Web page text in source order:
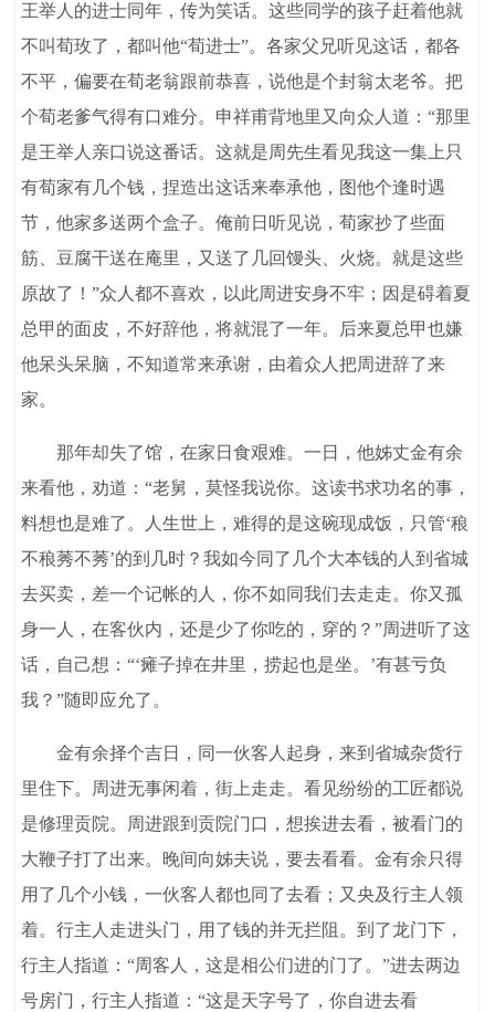
王举人的进士同年，传为笑话。这些同学的孩子赶着他就
不叫荀玫了，都叫他“荀进士”。各家父兄听见这话，都各
不平，偏要在荀老翁跟前恭喜，说他是个封翁太老爷。把
个荀老爹气得有口难分。申祥甫背地里又向众人道：“那里
是王举人亲口说这番话。这就是周先生看见我这一集上只
有荀家有几个钱，捏造出这话来奉承他，图他个逢时遇
节，他家多送两个盒子。俺前日听见说，荀家抄了些面
筋、豆腐干送在庵里，又送了几回馒头、火烧。就是这些
原故了！”众人都不喜欢，以此周进安身不牢；因是碍着夏
总甲的面皮，不好辞他，将就混了一年。后来夏总甲也嫌
他呆头呆脑，不知道常来承谢，由着众人把周进辞了来
家。
那年却失了馆，在家日食艰难。一日，他姊丈金有余
来看他，劝道：“老舅，莫怪我说你。这读书求功名的事，
料想也是难了。人生世上，难得的是这碗现成饭，只管‘稂
不稂莠不莠’的到几时？我如今同了几个大本钱的人到省城
去买卖，差一个记帐的人，你不如同我们去走走。你又孤
身一人，在客伙内，还是少了你吃的，穿的？”周进听了这
话，自己想：“‘瘫子掉在井里，捞起也是坐。’有甚亏负
我？”随即应允了。
金有余择个吉日，同一伙客人起身，来到省城杂货行
里住下。周进无事闲着，街上走走。看见纷纷的工匠都说
是修理贡院。周进跟到贡院门口，想挨进去看，被看门的
大鞭子打了出来。晚间向姊夫说，要去看看。金有余只得
用了几个小钱，一伙客人都也同了去看；又央及行主人领
着。行主人走进头门，用了钱的并无拦阻。到了龙门下，
行主人指道：“周客人，这是相公们进的门了。”进去两边
号房门，行主人指道：“这是天字号了，你自进去看